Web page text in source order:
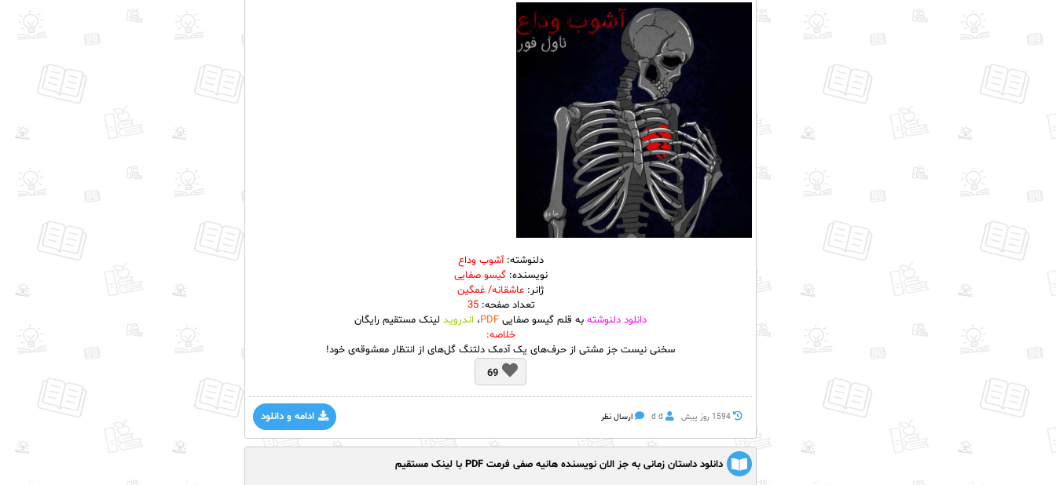
دلنوشته:آشوب وداع
نویسنده:گیسو صفایی
ژانر: عاشقانه/ غمگین
تعداد صفحه:35
دانلود دلنوشته به قلم گیسو صفایی PDF، اندروید لینک مستقیم رایگان
خلاصه:
سخنی نیست جز مشتی از حرف‌های یک آدمک دلتنگ گل‌های از انتظار معشوقه‌ی خود!
69
ادامه و دانلود 1594 روز پيش d d ارسال نظر
دانلود داستان زمانی به جز الان نویسنده هانیه صفی فرمت PDF با لینک مستقیم